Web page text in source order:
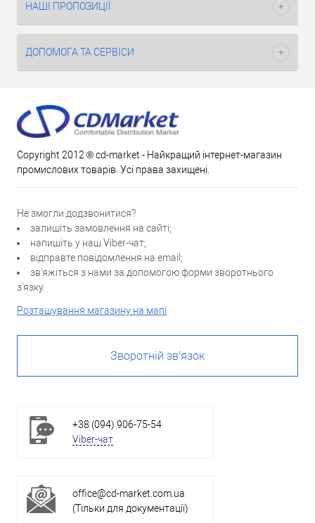
НАШІ ПРОПОЗИЦІЇ
ДОПОМОГА ТА СЕРВІСИ
Copyright 2012 ® cd-market - Найкращий інтернет-магазин
промислових товарів. Усі права захищені.
Не змогли додзвонитися?
залишіть замовлення на сайті;
напишіть у наш Viber-чат;
відправте повідомлення на email;
зв'яжіться з нами за допомогою форми зворотнього
з'язку.
Розташування магазину на мапі
Зворотній зв'язок
+38 (094) 906-75-54
Viber-чат
office@cd-market.com.ua
(Тільки для документації)